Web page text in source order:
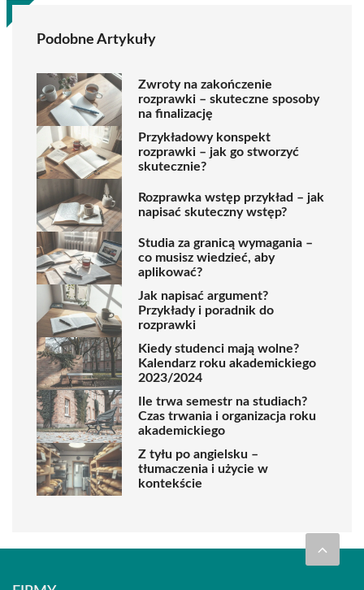
Podobne Artykuły
Zwroty na zakończenie
rozprawki – skuteczne sposoby
na finalizację
Przykładowy konspekt
rozprawki – jak go stworzyć
skutecznie?
Rozprawka wstęp przykład – jak
napisać skuteczny wstęp?
Studia za granicą wymagania –
co musisz wiedzieć, aby
aplikować?
Jak napisać argument?
Przykłady i poradnik do
rozprawki
Kiedy studenci mają wolne?
Kalendarz roku akademickiego
2023/2024
Ile trwa semestr na studiach?
Czas trwania i organizacja roku
akademickiego
Z tyłu po angielsku –
tłumaczenia i użycie w
kontekście